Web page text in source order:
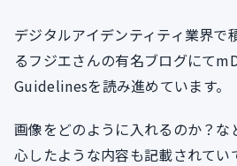
デジタルアイデンティティ業界で
るフジエさんの有名ブログにて
Guidelinesを読み進めています。
画像をどのように入れるのか？
心したような内容も記載されてい